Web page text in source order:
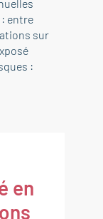
entre
sur
:
en